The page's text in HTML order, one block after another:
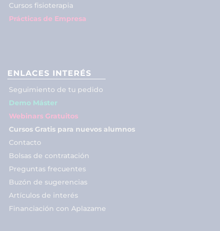
Cursos fisioterapia
Prácticas de Empresa
ENLACES INTERÉS
Seguimiento de tu pedido
Demo Máster
Webinars Gratuitos
Cursos Gratis para nuevos alumnos
Contacto
Bolsas de contratación
Preguntas frecuentes
Buzón de sugerencias
Artículos de interés
Financiación con Aplazame